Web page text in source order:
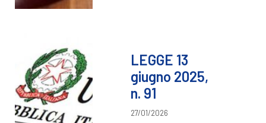
LEGGE 13
giugno 2025,
n. 91
27/01/2026